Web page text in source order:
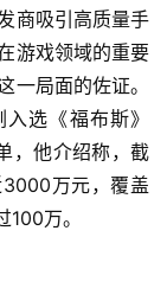
商吸引高质量手
游戏领域的重要
一局面的佐证。
选《福布斯》
，他介绍称，截
万元，覆盖
万。